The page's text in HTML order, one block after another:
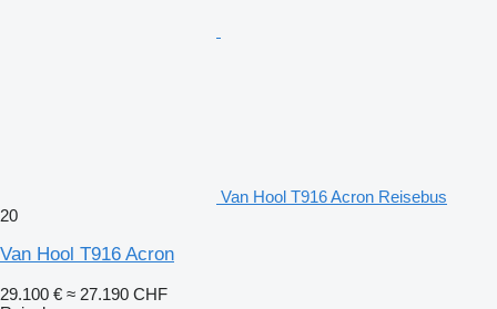
Van Hool T916 Acron Reisebus
20
Van Hool T916 Acron
29.100 € ≈ 27.190 CHF